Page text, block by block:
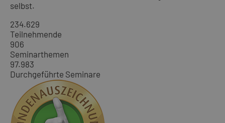
selbst.
234.629
Teilnehmende
906
Seminarthemen
97.983
Durchgeführte Seminare